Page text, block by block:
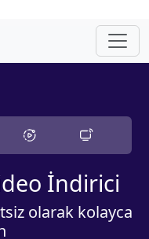
İndirici
olarak kolayca